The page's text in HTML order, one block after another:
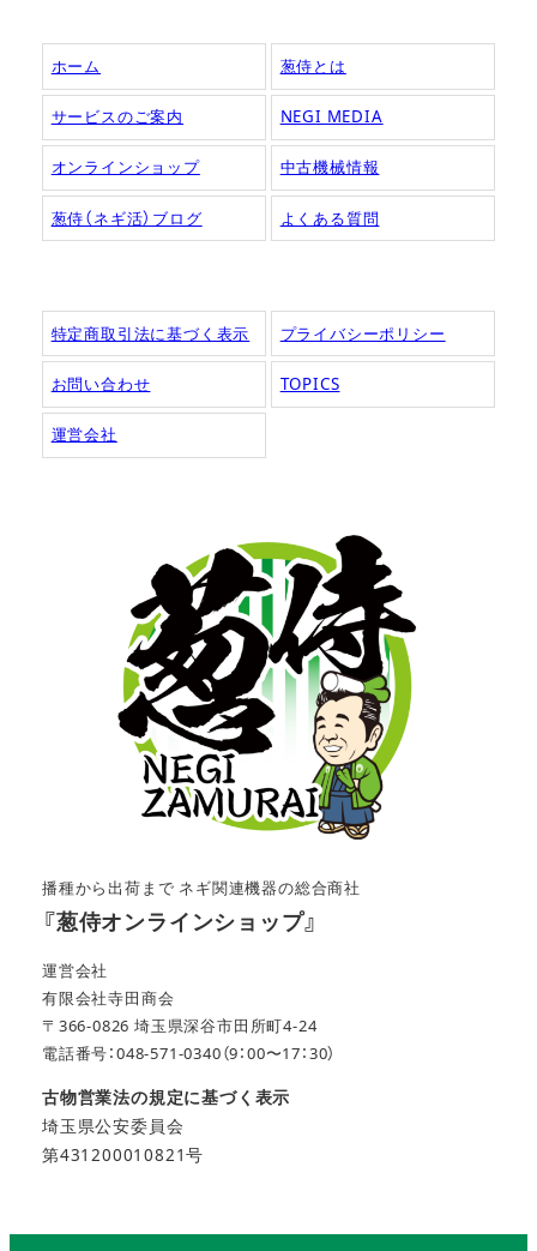
播種から出荷まで ネギ関連機器の総合商社
『葱侍オンラインショップ』
運営会社
有限会社寺田商会
〒366-0826 埼玉県深谷市田所町4-24
電話番号：048-571-0340（9：00〜17：30）
古物営業法の規定に基づく表示
埼玉県公安委員会
第431200010821号
ホーム 葱侍とは
サービスのご案内 NEGI MEDIA
オンラインショップ 中古機械情報
葱侍（ネギ活）ブログ よくある質問
特定商取引法に基づく表示 プライバシーポリシー
お問い合わせ TOPICS
運営会社